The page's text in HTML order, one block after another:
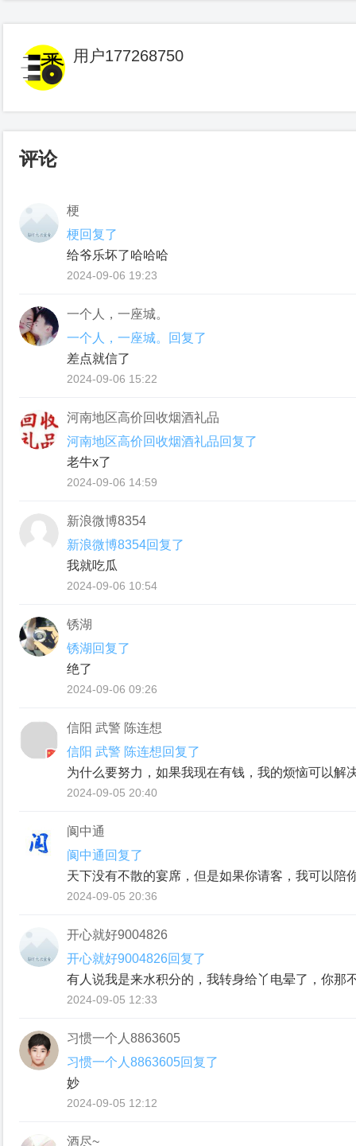
用户177268750
评论
梗
梗回复了
给爷乐坏了哈哈哈
2024-09-06 19:23
一个人，一座城。
一个人，一座城。回复了
差点就信了
2024-09-06 15:22
河南地区高价回收烟酒礼品
河南地区高价回收烟酒礼品回复了
老牛x了
2024-09-06 14:59
新浪微博8354
新浪微博8354回复了
我就吃瓜
2024-09-06 10:54
锈湖
锈湖回复了
绝了
2024-09-06 09:26
信阳 武警 陈连想
信阳 武警 陈连想回复了
为什么要努⼒，如果我现在有钱，我的烦恼可以解
2024-09-05 20:40
阆中通
阆中通回复了
天下没有不散的宴席，但是如果你请客，我可以陪
2024-09-05 20:36
开心就好9004826
开心就好9004826回复了
有人说我是来水积分的，我转身给丫电晕了，你那
2024-09-05 12:33
习惯一个人8863605
习惯一个人8863605回复了
妙
2024-09-05 12:12
酒尽~